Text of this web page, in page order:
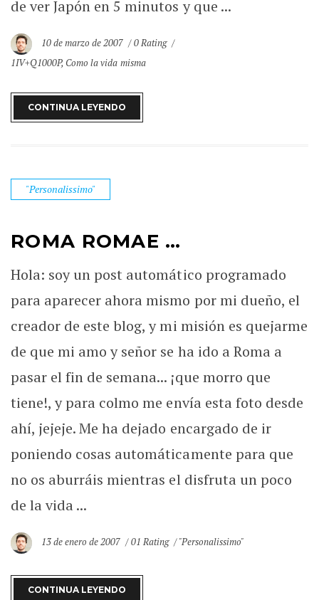
de ver Japón en 5 minutos y que ...
10 de marzo de 2007
0 Rating
1IV+Q1000P, Como la vida misma
CONTINUA LEYENDO
"Personalissimo"
ROMA ROMAE …
Hola: soy un post automático programado
para aparecer ahora mismo por mi dueño, el
creador de este blog, y mi misión es quejarme
de que mi amo y señor se ha ido a Roma a
pasar el fin de semana... ¡que morro que
tiene!, y para colmo me envía esta foto desde
ahí, jejeje. Me ha dejado encargado de ir
poniendo cosas automáticamente para que
no os aburráis mientras el disfruta un poco
de la vida ...
13 de enero de 2007 01 Rating "Personalissimo"
CONTINUA LEYENDO